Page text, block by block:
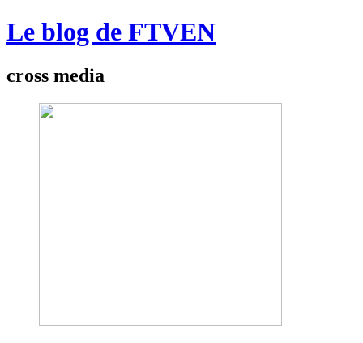
Le blog de FTVEN
cross media